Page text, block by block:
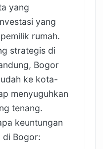
yang
yang
rumah.
strategis di
Bogor
ke kota-
menyuguhkan
tenang.
keuntungan
di Bogor: